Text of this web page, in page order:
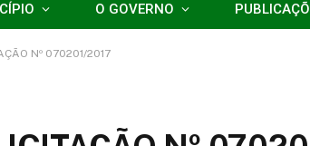
O GOVERNO
Nº 070201/2017